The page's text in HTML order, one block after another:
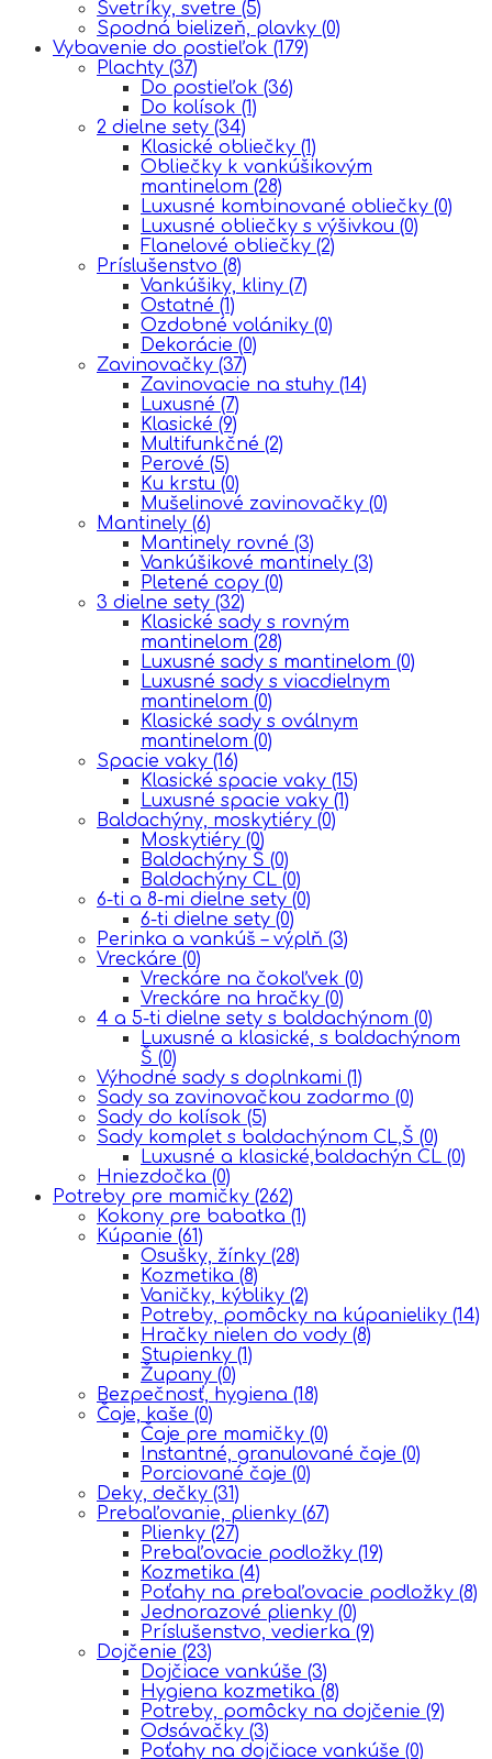
Svetríky, svetre (5)
Spodná bielizeň, plavky (0)
Vybavenie do postieľok (179)
Plachty (37)
Do postieľok (36)
Do kolísok (1)
2 dielne sety (34)
Klasické obliečky (1)
Obliečky k vankúšikovým
mantinelom (28)
Luxusné kombinované obliečky (0)
Luxusné obliečky s výšivkou (0)
Flanelové obliečky (2)
Príslušenstvo (8)
Vankúšiky, kliny (7)
Ostatné (1)
Ozdobné volániky (0)
Dekorácie (0)
Zavinovačky (37)
Zavinovacie na stuhy (14)
Luxusné (7)
Klasické (9)
Multifunkčné (2)
Perové (5)
Ku krstu (0)
Mušelinové zavinovačky (0)
Mantinely (6)
Mantinely rovné (3)
Vankúšikové mantinely (3)
Pletené copy (0)
3 dielne sety (32)
Klasické sady s rovným
mantinelom (28)
Luxusné sady s mantinelom (0)
Luxusné sady s viacdielnym
mantinelom (0)
Klasické sady s oválnym
mantinelom (0)
Spacie vaky (16)
Klasické spacie vaky (15)
Luxusné spacie vaky (1)
Baldachýny, moskytiéry (0)
Moskytiéry (0)
Baldachýny Š (0)
Baldachýny CL (0)
6-ti a 8-mi dielne sety (0)
6-ti dielne sety (0)
Perinka a vankúš – výplň (3)
Vreckáre (0)
Vreckáre na čokoľvek (0)
Vreckáre na hračky (0)
4 a 5-ti dielne sety s baldachýnom (0)
Luxusné a klasické, s baldachýnom
Š (0)
Výhodné sady s doplnkami (1)
Sady sa zavinovačkou zadarmo (0)
Sady do kolísok (5)
Sady komplet s baldachýnom CL,Š (0)
Luxusné a klasické,baldachýn CL (0)
Hniezdočka (0)
Potreby pre mamičky (262)
Kokony pre babatka (1)
Kúpanie (61)
Osušky, žínky (28)
Kozmetika (8)
Vaničky, kýbliky (2)
Potreby, pomôcky na kúpanieliky (14)
Hračky nielen do vody (8)
Stupienky (1)
Župany (0)
Bezpečnosť, hygiena (18)
Čaje, kaše (0)
Čaje pre mamičky (0)
Instantné, granulované čaje (0)
Porciované čaje (0)
Deky, dečky (31)
Prebaľovanie, plienky (67)
Plienky (27)
Prebaľovacie podložky (19)
Kozmetika (4)
Poťahy na prebaľovacie podložky (8)
Jednorazové plienky (0)
Príslušenstvo, vedierka (9)
Dojčenie (23)
Dojčiace vankúše (3)
Hygiena kozmetika (8)
Potreby, pomôcky na dojčenie (9)
Odsávačky (3)
Poťahy na dojčiace vankúše (0)